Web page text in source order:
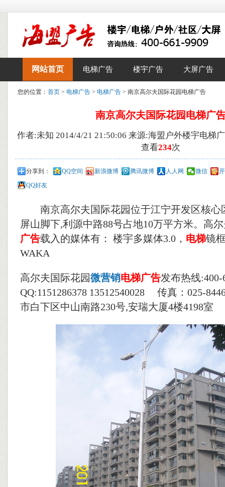
网站首页 电梯广告 楼宇广告 大屏广告
您的位置： 首页 > 电梯广告 > 电梯广告 > 南京高尔夫国际花园电梯广告
南京高尔夫国际花园电梯广
作者:未知 2014/4/21 21:50:06 来源:海盟户外楼宇电梯
查看234次
分享到： QQ空间 新浪微博 腾讯微博 人人网 微信
QQ好友
南京高尔夫国际花园位于江宁开发区核心
屏山脚下,利源中路88号占地10万平方米。高
广告载入的媒体有： 楼宇多媒体3.0， 电梯镜
WAKA
高尔夫国际花园微营销电梯广告发布热线:400-
QQ:1151286378 13512540028 传真：025-
市白下区中山南路230号,安瑞大厦4楼4198室